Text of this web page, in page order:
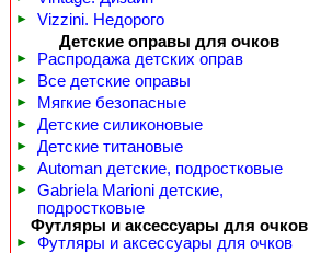
►
Vizzini. Недорого
Детские оправы для очков
► Распродажа детских оправ
► Все детские оправы
► Мягкие безопасные
► Детские силиконовые
► Детские титановые
► Automan детские, подростковые
►
Gabriela Marioni детские,
подростковые
Футляры и аксессуары для очков
►
Футляры и аксессуары для очков